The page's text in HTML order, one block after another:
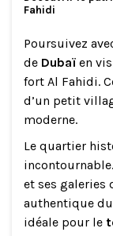
Fahidi
Poursuivez
de Dubaï en
fort Al Fahidi.
d’un petit
moderne.
Le quartier
et ses galeries
authentique du
idéale pour le